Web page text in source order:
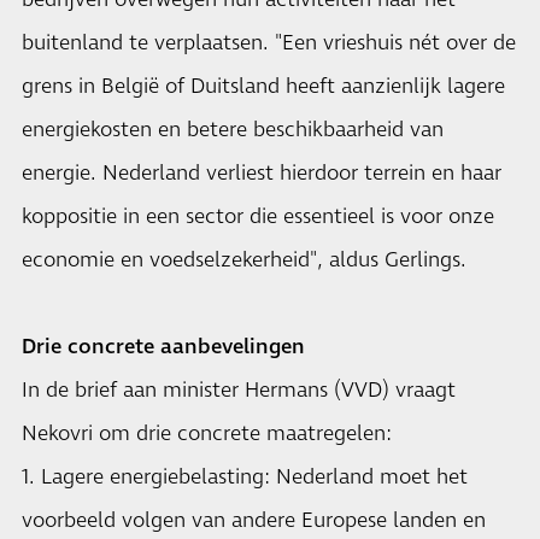
buitenland te verplaatsen. "Een vrieshuis nét over de
grens in België of Duitsland heeft aanzienlijk lagere
energiekosten en betere beschikbaarheid van
energie. Nederland verliest hierdoor terrein en haar
koppositie in een sector die essentieel is voor onze
economie en voedselzekerheid", aldus Gerlings.
Drie concrete aanbevelingen
In de brief aan minister Hermans (VVD) vraagt
Nekovri om drie concrete maatregelen:
1. Lagere energiebelasting: Nederland moet het
voorbeeld volgen van andere Europese landen en